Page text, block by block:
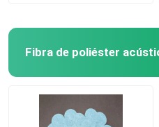
Fibra de poliéster